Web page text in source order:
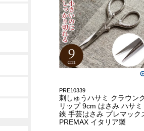
PRE10339
刺しゅうハサミ クラウン
リップ 9cm はさみ ハサミ
鋏 手芸はさみ プレマック
PREMAX イタリア製